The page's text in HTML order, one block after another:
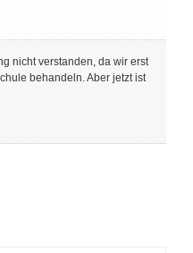
nicht verstanden, da wir erst
behandeln. Aber jetzt ist